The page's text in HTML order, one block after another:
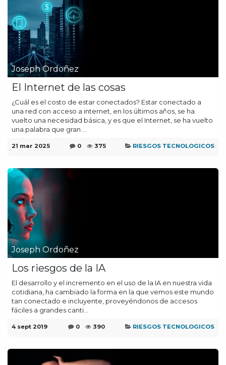
Joseph Ordoñez
El Internet de las cosas
¿Cuál es el costo de estar conectados? Estar conectado a
una red con acceso a internet, en los últimos años, se ha
vuelto una necesidad básica, y es que el Internet, se ha vuelto
una palabra que gran ...
21 mar 2025 0 375 RIESGOS TECNOLOGICOS
Joseph Ordoñez
Los riesgos de la IA
El desarrollo y el incremento en el uso de la IA en nuestra vida
cotidiana, ha cambiado la forma en la que vemos este mundo
tan conectado e incluyente, proveyéndonos de accesos
fáciles a grandes canti...
4 sept 2019 0 390 RIESGOS TECNOLOGICOS